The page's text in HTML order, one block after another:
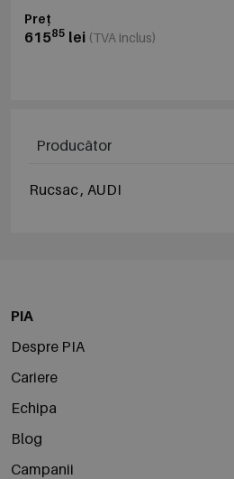
Preț
61585 lei (TVA inclus)
Producător
Rucsac , AUDI
PIA
Despre PIA
Cariere
Echipa
Blog
Campanii